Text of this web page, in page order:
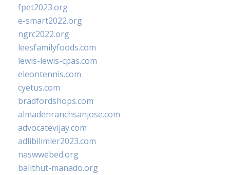
fpet2023.org
e-smart2022.org
ngrc2022.org
leesfamilyfoods.com
lewis-lewis-cpas.com
eleontennis.com
cyetus.com
bradfordshops.com
almadenranchsanjose.com
advocatevijay.com
adlibilimler2023.com
naswwebed.org
balithut-manado.org